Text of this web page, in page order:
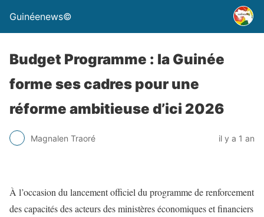
Guinéenews©
Budget Programme : la Guinée
forme ses cadres pour une
réforme ambitieuse d’ici 2026
Magnalen Traoré il y a 1 an
À l’occasion du lancement officiel du programme de renforcement
des capacités des acteurs des ministères économiques et financiers